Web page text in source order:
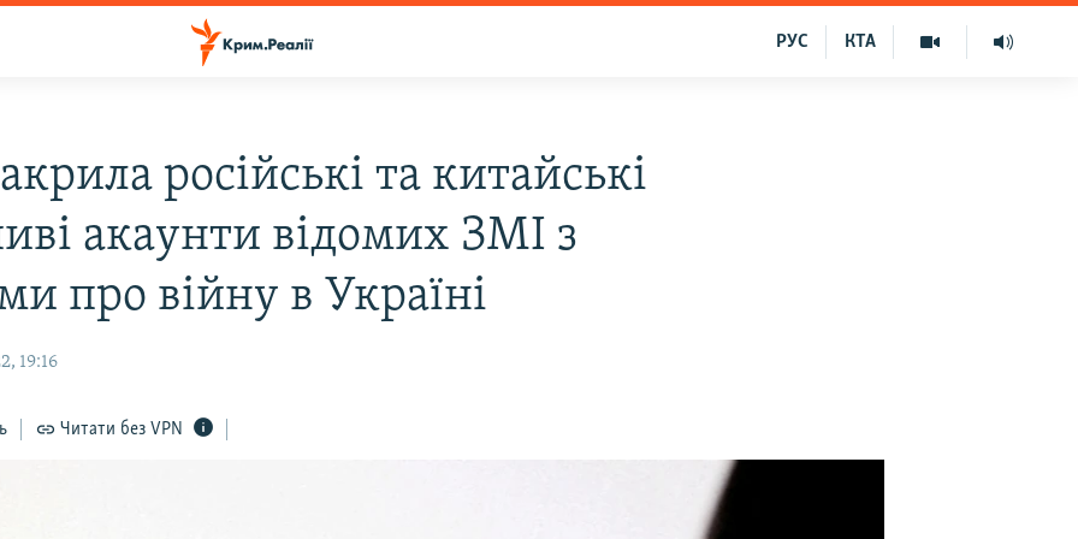
КТА
РУС
російські та китайські
акаунти відомих ЗМІ з
про війну в Україні
19:16
Читати без VPN